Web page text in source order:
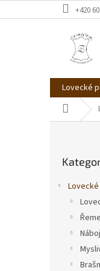
na
+420
Lovecké
Domů
kategorie